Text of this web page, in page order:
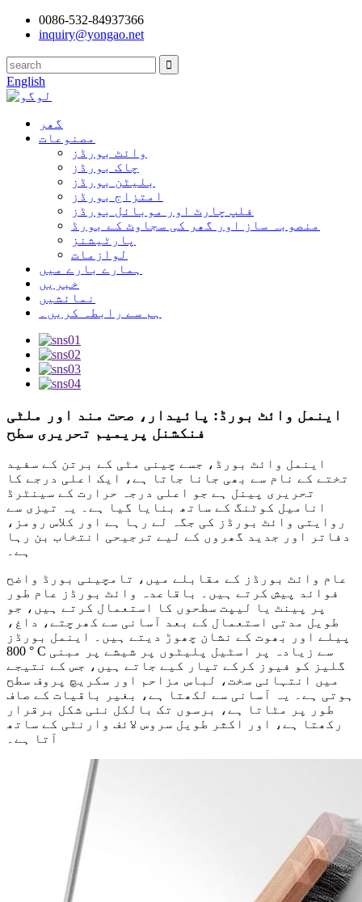
0086-532-84937366
inquiry@yongao.net
English
گھر
مصنوعات
وائٹ بورڈز
چاک بورڈز
بلیٹن بورڈز
امتزاج بورڈز
فلپ چارٹ اور موبائل بورڈز
منصوبہ ساز اور گھر کی سجاوٹ کے بورڈ
پارٹیشنز
لوازمات
ہمارے بارے میں
خبریں
نمائشیں
ہم سے رابطہ کریں۔
اینمل وائٹ بورڈ: پائیدار، صحت مند اور ملٹی
فنکشنل پریمیم تحریری سطح
اینمل وائٹ بورڈ، جسے چینی مٹی کے برتن کے سفید
تختے کے نام سے بھی جانا جاتا ہے، ایک اعلی درجے کا
تحریری پینل ہے جو اعلی درجہ حرارت کے سینٹرڈ
انامیل کوٹنگ کے ساتھ بنایا گیا ہے۔ یہ تیزی سے
روایتی وائٹ بورڈز کی جگہ لے رہا ہے اور کلاس رومز،
دفاتر اور جدید گھروں کے لیے ترجیحی انتخاب بن رہا
ہے۔
عام وائٹ بورڈز کے مقابلے میں، تامچینی بورڈ واضح
فوائد پیش کرتے ہیں۔ باقاعدہ وائٹ بورڈز عام طور
پر پینٹ یا لیپت سطحوں کا استعمال کرتے ہیں، جو
طویل مدتی استعمال کے بعد آسانی سے کھرچتے، داغ،
پیلے اور بھوت کے نشان چھوڑ دیتے ہیں۔ اینمل بورڈز
800 ° C سے زیادہ پر اسٹیل پلیٹوں پر شیشے پر مبنی
گلیز کو فیوز کرکے تیار کیے جاتے ہیں، جس کے نتیجے
میں انتہائی سخت، لباس مزاحم اور سکریچ پروف سطح
ہوتی ہے۔ یہ آسانی سے لکھتا ہے، بغیر باقیات کے صاف
طور پر مٹاتا ہے، برسوں تک بالکل نئی شکل برقرار
رکھتا ہے، اور اکثر طویل سروس لائف وارنٹی کے ساتھ
آتا ہے۔